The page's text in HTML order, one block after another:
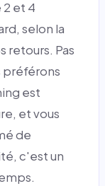
et 4
selon la
retours. Pas
préférons
est
et vous
de
c'est un